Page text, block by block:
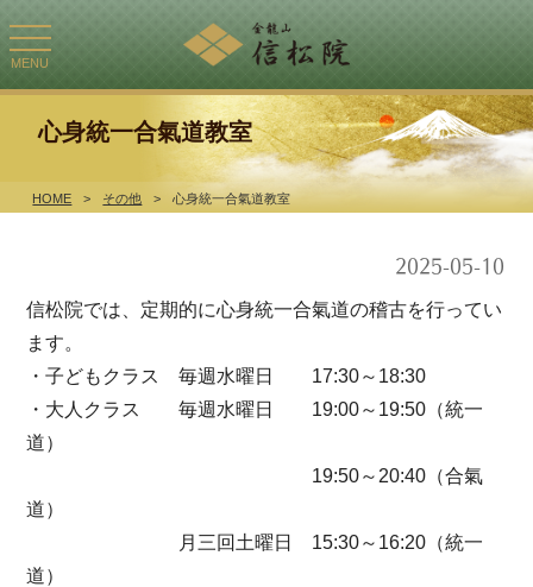
toggle
navigation
MENU
HOME > その他 > 心身統一合氣道教室
心身統一合氣道教室
2025-05-10
信松院では、定期的に心身統一合氣道の稽古を行ってい
ます。
・子どもクラス 毎週水曜日 17:30～18:30
・大人クラス 毎週水曜日 19:00～19:50（統一
道）
19:50～20:40（合氣
道）
月三回土曜日 15:30～16:20（統一
道）